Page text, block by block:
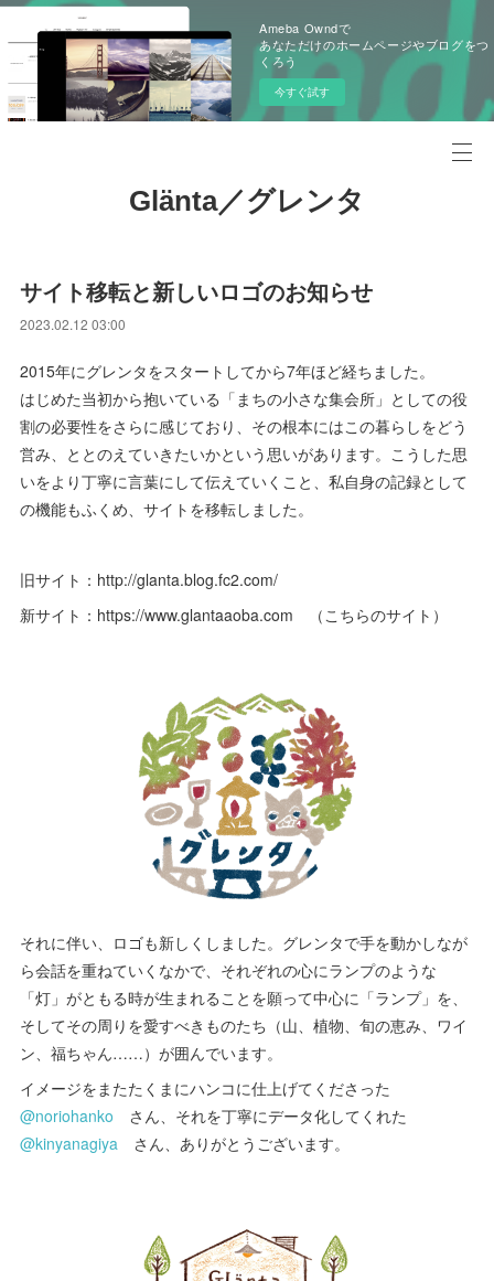
Ameba Owndで
あなただけのホームページやブログをつ
くろう
今すぐ試す
Glänta／グレンタ
サイト移転と新しいロゴのお知らせ
2023.02.12 03:00
2015年にグレンタをスタートしてから7年ほど経ちました。
はじめた当初から抱いている「まちの小さな集会所」としての役
割の必要性をさらに感じており、その根本にはこの暮らしをどう
営み、ととのえていきたいかという思いがあります。こうした思
いをより丁寧に言葉にして伝えていくこと、私自身の記録として
の機能もふくめ、サイトを移転しました。
旧サイト：http://glanta.blog.fc2.com/
新サイト：https://www.glantaaoba.com （こちらのサイト）
それに伴い、ロゴも新しくしました。グレンタで手を動かしなが
ら会話を重ねていくなかで、それぞれの心にランプのような
「灯」がともる時が生まれることを願って中心に「ランプ」を、
そしてその周りを愛すべきものたち（山、植物、旬の恵み、ワイ
ン、福ちゃん……）が囲んでいます。
イメージをまたたくまにハンコに仕上げてくださった
@noriohanko さん、それを丁寧にデータ化してくれた
@kinyanagiya さん、ありがとうございます。